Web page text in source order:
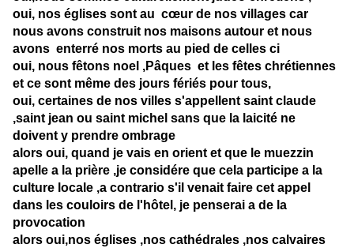
oui, nos églises sont au cœur de nos villages car
nous avons construit nos maisons autour et nous
avons enterré nos morts au pied de celles ci
oui, nous fêtons noel ,Pâques et les fêtes chrétiennes
et ce sont même des jours fériés pour tous,
oui, certaines de nos villes s'appellent saint claude
,saint jean ou saint michel sans que la laicité ne
doivent y prendre ombrage
alors oui, quand je vais en orient et que le muezzin
apelle a la prière ,je considére que cela participe a la
culture locale ,a contrario s'il venait faire cet appel
dans les couloirs de l'hôtel, je penserai a de la
provocation
alors oui,nos églises ,nos cathédrales ,nos calvaires